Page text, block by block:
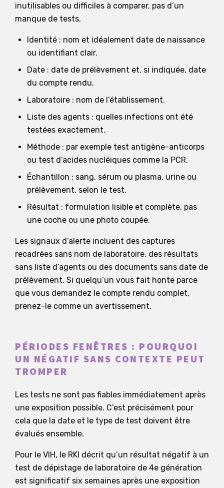
inutilisables ou difficiles à comparer, pas d’un
manque de tests.
Identité : nom et idéalement date de naissance
ou identifiant clair.
Date : date de prélèvement et, si indiquée, date
du compte rendu.
Laboratoire : nom de l’établissement.
Liste des agents : quelles infections ont été
testées exactement.
Méthode : par exemple test antigène-anticorps
ou test d’acides nucléiques comme la PCR.
Échantillon : sang, sérum ou plasma, urine ou
prélèvement, selon le test.
Résultat : formulation lisible et complète, pas
une coche ou une photo coupée.
Les signaux d’alerte incluent des captures
recadrées sans nom de laboratoire, des résultats
sans liste d’agents ou des documents sans date de
prélèvement. Si quelqu’un vous fait honte parce
que vous demandez le compte rendu complet,
prenez-le comme un avertissement.
PÉRIODES FENÊTRES : POURQUOI
UN NÉGATIF SANS CONTEXTE PEUT
TROMPER
Les tests ne sont pas fiables immédiatement après
une exposition possible. C’est précisément pour
cela que la date et le type de test doivent être
évalués ensemble.
Pour le VIH, le RKI décrit qu’un résultat négatif à un
test de dépistage de laboratoire de 4e génération
est significatif six semaines après une exposition